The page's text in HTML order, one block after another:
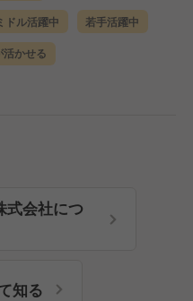
ドル活躍中 若手活躍中
かせる
式会社につ
知る